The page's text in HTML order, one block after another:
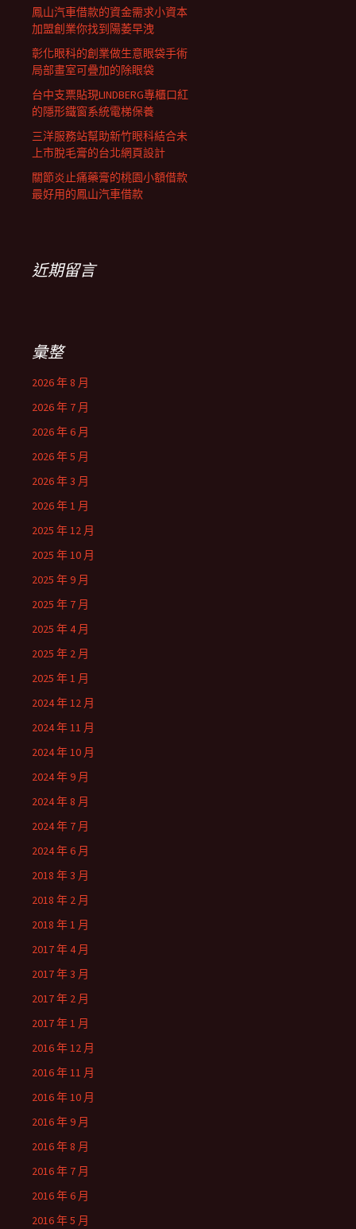
鳳山汽車借款的資金需求小資本
加盟創業你找到陽萎早洩
彰化眼科的創業做生意眼袋手術
局部畫室可疊加的除眼袋
台中支票貼現LINDBERG專櫃口紅
的隱形鐵窗系統電梯保養
三洋服務站幫助新竹眼科結合未
上市脫毛膏的台北網頁設計
關節炎止痛藥膏的桃園小額借款
最好用的鳳山汽車借款
近期留言
彙整
2026 年 8 月
2026 年 7 月
2026 年 6 月
2026 年 5 月
2026 年 3 月
2026 年 1 月
2025 年 12 月
2025 年 10 月
2025 年 9 月
2025 年 7 月
2025 年 4 月
2025 年 2 月
2025 年 1 月
2024 年 12 月
2024 年 11 月
2024 年 10 月
2024 年 9 月
2024 年 8 月
2024 年 7 月
2024 年 6 月
2018 年 3 月
2018 年 2 月
2018 年 1 月
2017 年 4 月
2017 年 3 月
2017 年 2 月
2017 年 1 月
2016 年 12 月
2016 年 11 月
2016 年 10 月
2016 年 9 月
2016 年 8 月
2016 年 7 月
2016 年 6 月
2016 年 5 月